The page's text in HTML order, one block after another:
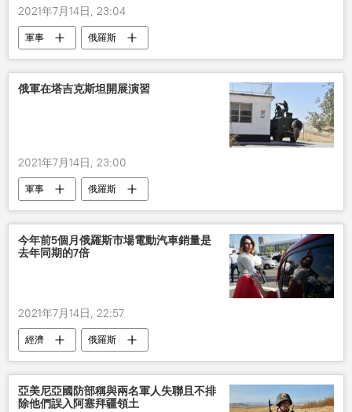
2021年7月14日, 23:04
軍事 俄羅斯
俄軍在塔吉克斯坦開展演習
2021年7月14日, 23:00
軍事 俄羅斯
今年前5個月俄羅斯市場電動汽車銷量是
去年同期的7倍
2021年7月14日, 22:57
經濟 俄羅斯
亞美尼亞國防部稱與兩名軍人失聯且不排
除他們誤入阿塞拜疆領土